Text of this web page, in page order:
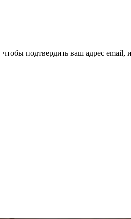
подтвердить ваш адрес